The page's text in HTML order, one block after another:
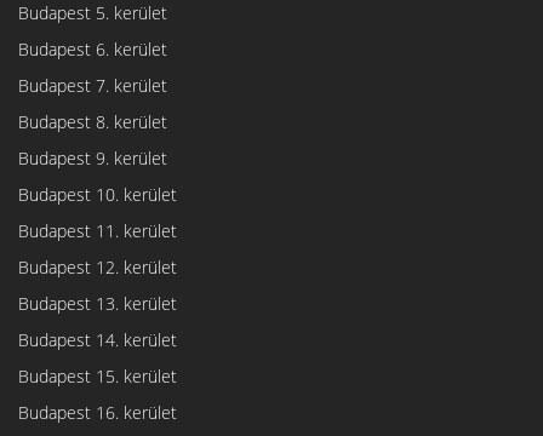
Budapest 5. kerület
Budapest 6. kerület
Budapest 7. kerület
Budapest 8. kerület
Budapest 9. kerület
Budapest 10. kerület
Budapest 11. kerület
Budapest 12. kerület
Budapest 13. kerület
Budapest 14. kerület
Budapest 15. kerület
Budapest 16. kerület